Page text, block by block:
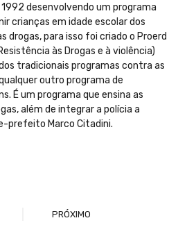
desenvolvendo um programa
crianças em idade escolar dos
drogas, para isso foi criado o Proerd
às Drogas e à violência)
tradicionais programas contra as
outro programa de
É um programa que ensina as
além de integrar a polícia a
prefeito Marco Citadini.
PRÓXIMO